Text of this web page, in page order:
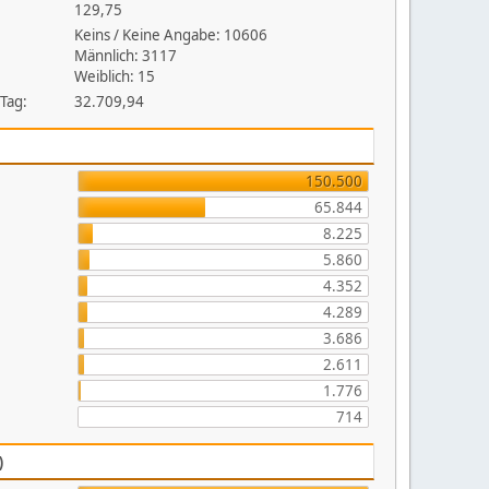
129,75
Keins / Keine Angabe: 10606
Männlich: 3117
Weiblich: 15
32.709,94
150.500
65.844
8.225
5.860
4.352
4.289
3.686
2.611
1.776
714